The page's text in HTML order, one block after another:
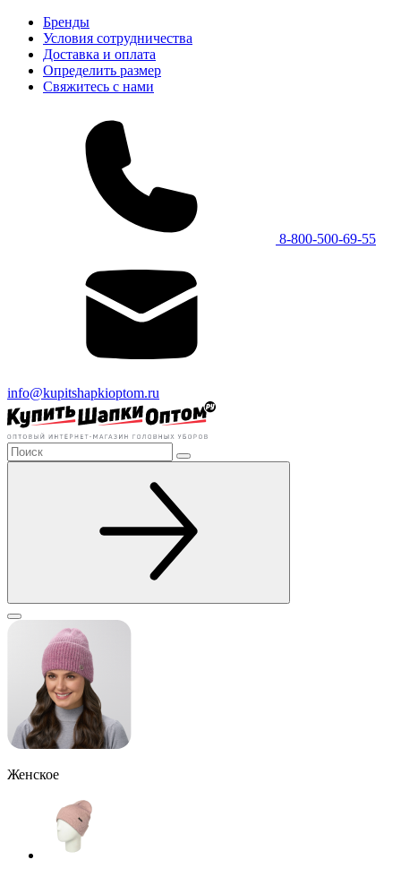
Бренды
Условия сотрудничества
Доставка и оплата
Определить размер
Свяжитесь с нами
8-800-500-69-55
info@kupitshapkioptom.ru
Женское